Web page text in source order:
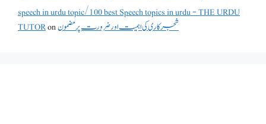
speech in urdu topic/100 best Speech topics in urdu - THE URDU
TUTORonشجرکاری کی اہمیت اور ضرورت پر مضمون